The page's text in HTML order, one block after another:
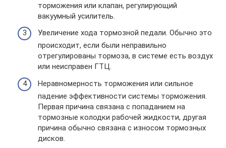
торможения или клапан, регулирующий
вакуумный усилитель.
Увеличение хода тормозной педали. Обычно это
происходит, если были неправильно
отрегулированы тормоза, в системе есть воздух
или неисправен ГТЦ.
Неравномерность торможения или сильное
падение эффективности системы торможения.
Первая причина связана с попаданием на
тормозные колодки рабочей жидкости, другая
причина обычно связана с износом тормозных
дисков.